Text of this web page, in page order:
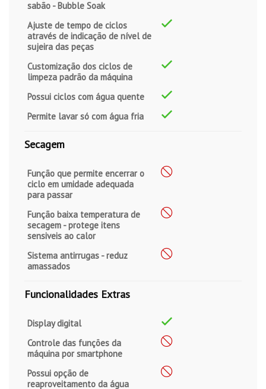
sabão - Bubble Soak
Ajuste de tempo de ciclos
através de indicação de nível de
sujeira das peças
Customização dos ciclos de
limpeza padrão da máquina
Possui ciclos com água quente
Permite lavar só com água fria
Secagem
Função que permite encerrar o
ciclo em umidade adequada
para passar
Função baixa temperatura de
secagem - protege itens
sensiveis ao calor
Sistema antirrugas - reduz
amassados
Funcionalidades Extras
Display digital
Controle das funções da
máquina por smartphone
Possui opção de
reaproveitamento da água